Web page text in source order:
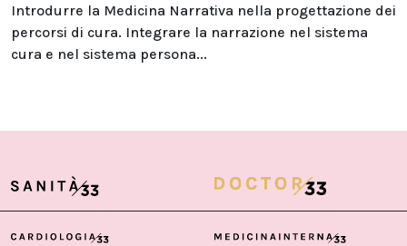
Introdurre la Medicina Narrativa nella progettazione dei
percorsi di cura. Integrare la narrazione nel sistema
cura e nel sistema persona...